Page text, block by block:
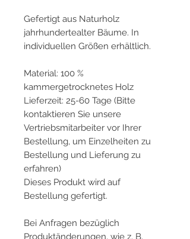
Gefertigt aus Naturholz
jahrhundertealter Bäume. In
individuellen Größen erhältlich.
Material: 100 %
kammergetrocknetes Holz
Lieferzeit: 25-60 Tage (Bitte
kontaktieren Sie unsere
Vertriebsmitarbeiter vor Ihrer
Bestellung, um Einzelheiten zu
Bestellung und Lieferung zu
erfahren)
Dieses Produkt wird auf
Bestellung gefertigt.
Bei Anfragen bezüglich
Produktänderungen, wie z. B.